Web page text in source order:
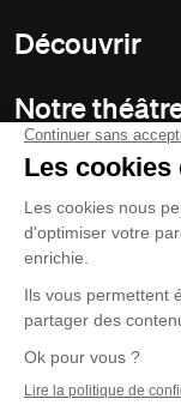
Découvrir
Notre
Nos
Duceppe